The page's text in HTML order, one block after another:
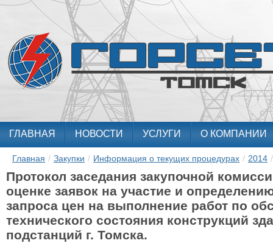
ГЛАВНАЯ НОВОСТИ УСЛУГИ О КОМПАНИИ
Главная / Закупки / Информация о текущих процедурах / 2014 /
Протокол заседания закупочной
оценке заявок на участие и
запроса цен на выполнение работ по
технического состояния конструкций
подстанций г. Томска.